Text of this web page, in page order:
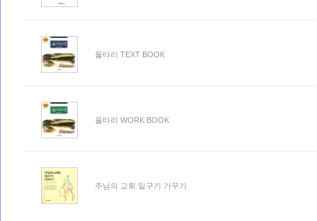
울타리 TEXT BOOK
울타리 WORK BOOK
주님의 교회 일구기 가꾸기